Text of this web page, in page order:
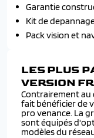
Garantie
Kit de
Pack vision et
LES PLUS
VERSION
Contrairement au
fait bénéficier de
pro venance. La
sont équipés
modèles du